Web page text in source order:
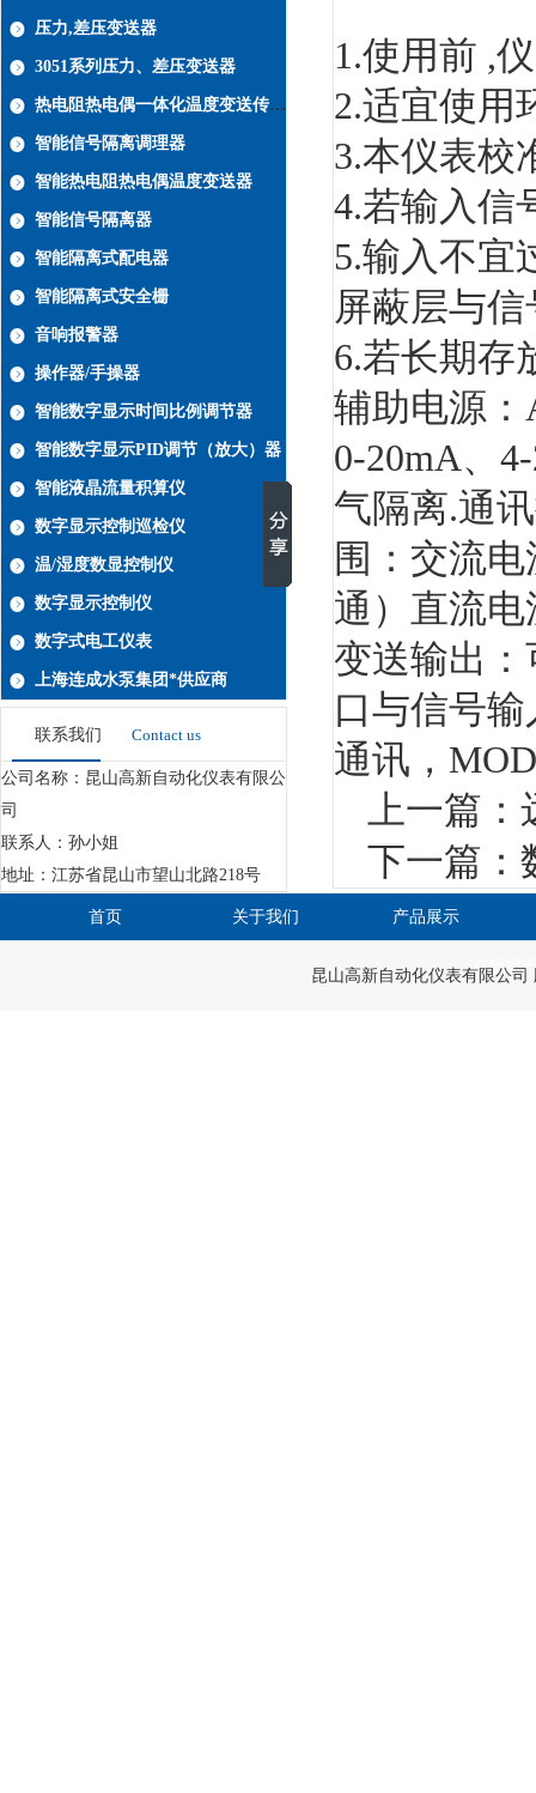
压力,差压变送器
3051系列压力、差压变送器
热电阻热电偶一体化温度变送传感器系列
智能信号隔离调理器
智能热电阻热电偶温度变送器
智能信号隔离器
智能隔离式配电器
智能隔离式安全栅
音响报警器
操作器/手操器
智能数字显示时间比例调节器
智能数字显示PID调节（放大）器
智能液晶流量积算仪
数字显示控制巡检仪
温/湿度数显控制仪
数字显示控制仪
数字式电工仪表
上海连成水泵集团*供应商
联系我们 Contact us
公司名称：昆山高新自动化仪表有限公
司
联系人：孙小姐
地址：江苏省昆山市望山北路218号
1.使用前 ,
2.适宜使用
3.本仪表校
4.若输入信
5.输入不宜
屏蔽层与
6.若长期存
辅助电源：
0-20mA、
气隔离.通
围：交流
通）直流电
变送输出：
口与信号
通讯，
上一篇：
下一篇：
首页 关于我们 产品展示
在线留
昆山高新自动化仪表有限公